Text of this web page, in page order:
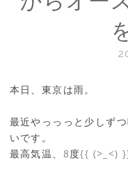
本日、東京は雨。
最近やっっっと少しず
いです。
最高気温、8度{{ (>_<)